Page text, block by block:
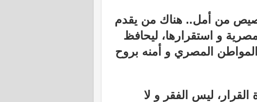
من أمل.. هناك من يقدم
و استقرارها، ليحافظ
المصري و أمنه بروح
ليس الفقر و لا